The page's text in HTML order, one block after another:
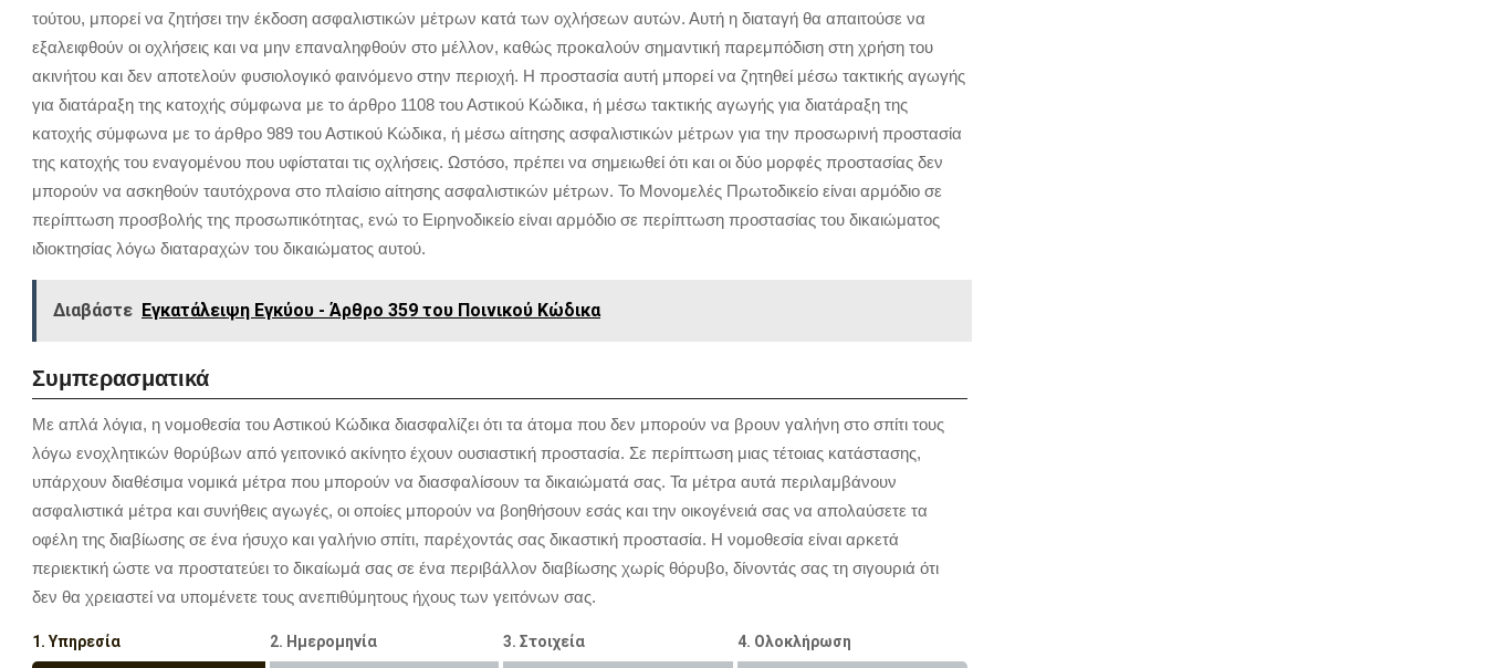
τούτου, μπορεί να ζητήσει την έκδοση ασφαλιστικών μέτρων κατά των οχλήσεων αυτών. Αυτή η διαταγή θα απαιτούσε να
εξαλειφθούν οι οχλήσεις και να μην επαναληφθούν στο μέλλον, καθώς προκαλούν σημαντική παρεμπόδιση στη χρήση του
ακινήτου και δεν αποτελούν φυσιολογικό φαινόμενο στην περιοχή. Η προστασία αυτή μπορεί να ζητηθεί μέσω τακτικής αγωγής
για διατάραξη της κατοχής σύμφωνα με το άρθρο 1108 του Αστικού Κώδικα, ή μέσω τακτικής αγωγής για διατάραξη της
κατοχής σύμφωνα με το άρθρο 989 του Αστικού Κώδικα, ή μέσω αίτησης ασφαλιστικών μέτρων για την προσωρινή προστασία
της κατοχής του εναγομένου που υφίσταται τις οχλήσεις. Ωστόσο, πρέπει να σημειωθεί ότι και οι δύο μορφές προστασίας δεν
μπορούν να ασκηθούν ταυτόχρονα στο πλαίσιο αίτησης ασφαλιστικών μέτρων. Το Μονομελές Πρωτοδικείο είναι αρμόδιο σε
περίπτωση προσβολής της προσωπικότητας, ενώ το Ειρηνοδικείο είναι αρμόδιο σε περίπτωση προστασίας του δικαιώματος
ιδιοκτησίας λόγω διαταραχών του δικαιώματος αυτού.
Διαβάστε Εγκατάλειψη Εγκύου - Άρθρο 359 του Ποινικού Κώδικα
Συμπερασματικά
Με απλά λόγια, η νομοθεσία του Αστικού Κώδικα διασφαλίζει ότι τα άτομα που δεν μπορούν να βρουν γαλήνη στο σπίτι τους
λόγω ενοχλητικών θορύβων από γειτονικό ακίνητο έχουν ουσιαστική προστασία. Σε περίπτωση μιας τέτοιας κατάστασης,
υπάρχουν διαθέσιμα νομικά μέτρα που μπορούν να διασφαλίσουν τα δικαιώματά σας. Τα μέτρα αυτά περιλαμβάνουν
ασφαλιστικά μέτρα και συνήθεις αγωγές, οι οποίες μπορούν να βοηθήσουν εσάς και την οικογένειά σας να απολαύσετε τα
οφέλη της διαβίωσης σε ένα ήσυχο και γαλήνιο σπίτι, παρέχοντάς σας δικαστική προστασία. Η νομοθεσία είναι αρκετά
περιεκτική ώστε να προστατεύει το δικαίωμά σας σε ένα περιβάλλον διαβίωσης χωρίς θόρυβο, δίνοντάς σας τη σιγουριά ότι
δεν θα χρειαστεί να υπομένετε τους ανεπιθύμητους ήχους των γειτόνων σας.
1. Υπηρεσία 2. Ημερομηνία 3. Στοιχεία 4. Ολοκλήρωση